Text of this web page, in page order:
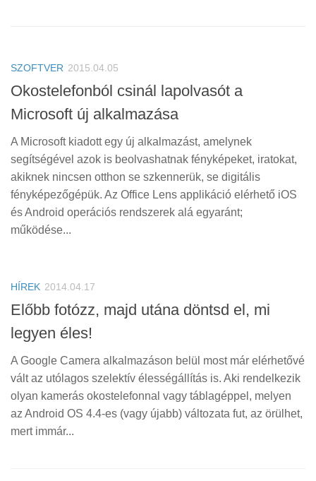
SZOFTVER 2015.04.05
Okostelefonból csinál lapolvasót a
Microsoft új alkalmazása
A Microsoft kiadott egy új alkalmazást, amelynek
segítségével azok is beolvashatnak fényképeket, iratokat,
akiknek nincsen otthon se szkennerük, se digitális
fényképezőgépük. Az Office Lens applikáció elérhető iOS
és Android operációs rendszerek alá egyaránt;
működése...
HÍREK 2014.04.17
Előbb fotózz, majd utána döntsd el, mi
legyen éles!
A Google Camera alkalmazáson belül most már elérhetővé
vált az utólagos szelektív élességállítás is. Aki rendelkezik
olyan kamerás okostelefonnal vagy táblagéppel, melyen
az Android OS 4.4-es (vagy újabb) változata fut, az örülhet,
mert immár...